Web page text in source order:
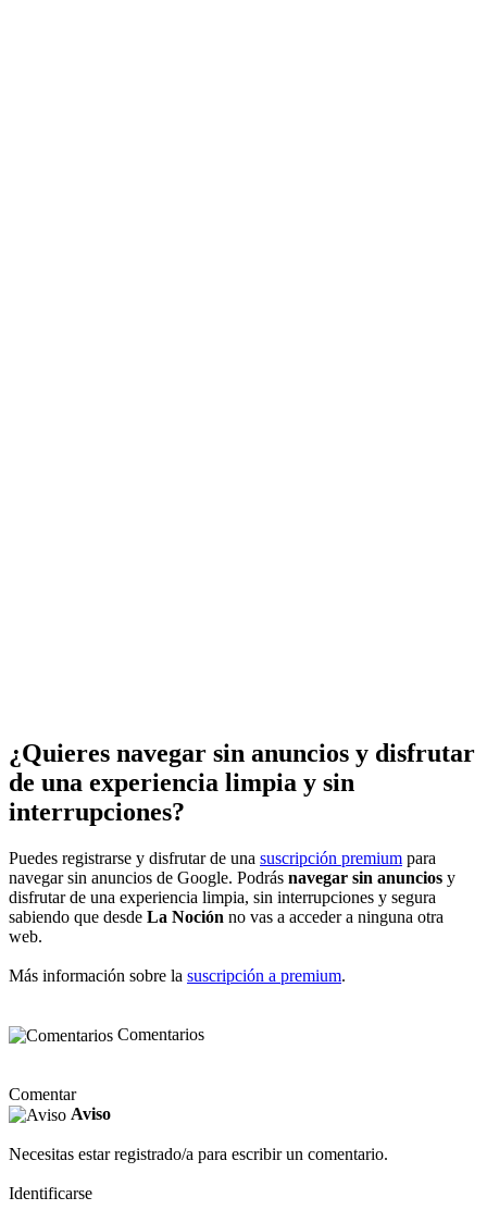
¿Quieres navegar sin anuncios y disfrutar
de una experiencia limpia y sin
interrupciones?
Puedes registrarse y disfrutar de una suscripción premium para
navegar sin anuncios de Google. Podrás navegar sin anuncios y
disfrutar de una experiencia limpia, sin interrupciones y segura
sabiendo que desde La Noción no vas a acceder a ninguna otra
web.
Más información sobre la suscripción a premium.
Comentarios
Comentar
Aviso
Necesitas estar registrado/a para escribir un comentario.
Identificarse